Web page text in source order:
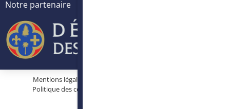
Notre partenaire
Mentions légales
Politique des cookies